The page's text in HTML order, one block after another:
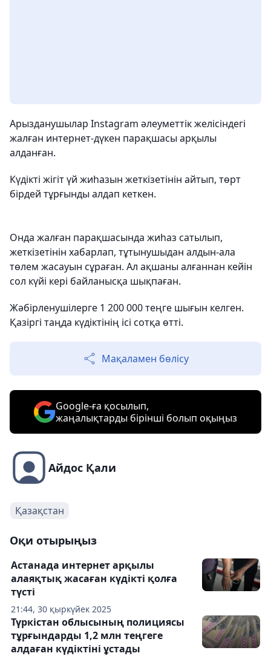
Арызданушылар Instagram әлеуметтік желісіндегі
жалған интернет-дүкен парақшасы арқылы
алданған.
Күдікті жігіт үй жиһазын жеткізетінін айтып, төрт
бірдей тұрғынды алдап кеткен.
Онда жалған парақшасында жиһаз сатылып,
жеткізетінін хабарлап, тұтынушыдан алдын-ала
төлем жасауын сұраған. Ал ақшаны алғаннан кейін
сол күйі кері байланысқа шықпаған.
Жәбірленушілерге 1 200 000 теңге шығын келген.
Қазіргі таңда күдіктінің ісі сотқа өтті.
Мақаламен бөлісу
Google-ға қосылып,
жаңалықтарды бірінші болып оқыңыз
Айдос Қали
Қазақстан
Оқи отырыңыз
21:44, 30 қыркүйек 2025
Астанада интернет арқылы
алаяқтық жасаған күдікті қолға
түсті
Түркістан облысының полициясы
тұрғындарды 1,2 млн теңгеге
алдаған күдіктіні ұстады